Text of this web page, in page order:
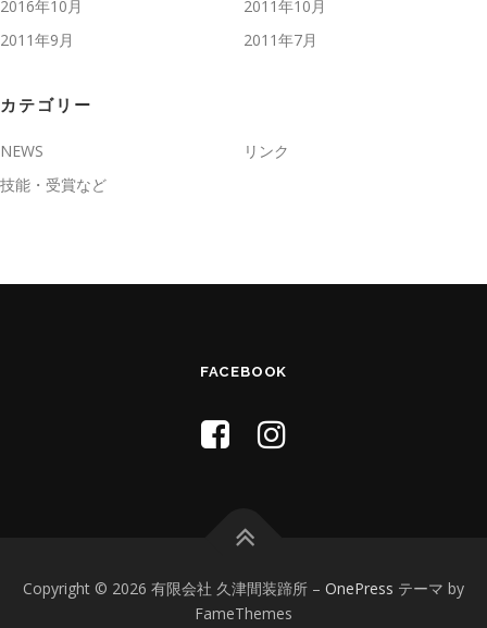
2016年10月
2011年10月
2011年9月
2011年7月
カテゴリー
NEWS
リンク
技能・受賞など
FACEBOOK
Copyright © 2026 有限会社 久津間装蹄所 – OnePress テーマ by
FameThemes